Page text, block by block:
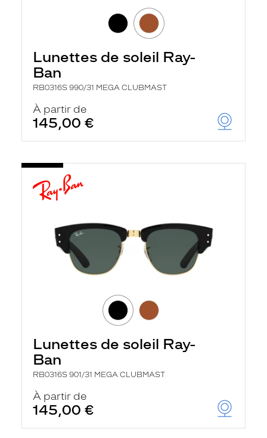
Lunettes de soleil Ray-
Ban
RB0316S 990/31 MEGA CLUBMAST
À partir de
145,00 €
Lunettes de soleil Ray-
Ban
RB0316S 901/31 MEGA CLUBMAST
À partir de
145,00 €